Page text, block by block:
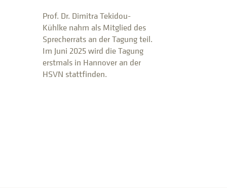
Prof. Dr. Dimitra Tekidou-
Kühlke nahm als Mitglied des
Sprecherrats an der Tagung teil.
Im Juni 2025 wird die Tagung
erstmals in Hannover an der
HSVN stattfinden.